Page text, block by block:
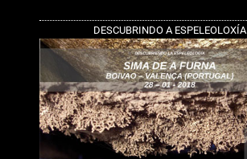
DESCUBRINDO A ESPELEOLOXÍA